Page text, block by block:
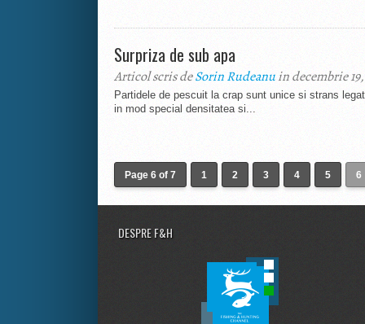
Surpriza de sub apa
Articol scris deSorin Rudeanuin decembrie 19,
Partidele de pescuit la crap sunt unice si strans
in mod special densitatea si...
Page 6 of 7 1 2 3 4 5 6
DESPRE F&H